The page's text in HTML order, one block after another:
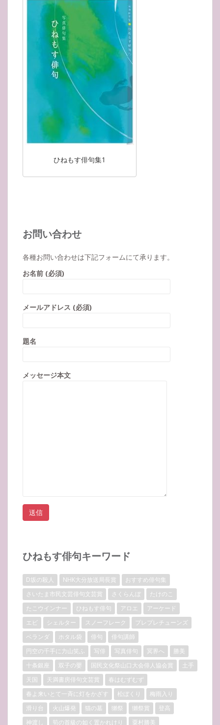
ひねもす俳句集1
お問い合わせ
各種お問い合わせは下記フォームにて承ります。
お名前 (必須)
メールアドレス (必須)
題名
メッセージ本文
ひねもす俳句キーワード
D坂の殺人 NHK大分放送局長賞
おすすめ俳句集
さいたま市民文芸俳句文芸賞
さくらんぼ
たけのこ
たこウインナー
ひねもす俳句 アロエ
アーケード
エビ
シェルター スノーフレーク
プレプレチューンズ
ベランダ
ホタル袋 俳句
俳句講師
円空の千手に力山笑ふ
写俳 写真俳句 冥界へ
勝美
十条銀座
双子の嬰 国民文化祭山口大会俳人協会賞
土手
天国
天満書房俳句文芸賞
春はむずむず
春よ来いとて一斉に灯をかざす
松ぼくり
梅雨入り
滑り台
火山爆発 猫の墓 獺祭 獺祭賞
登高
神渡し
筍の首級の如く置かれけり 粟村勝美